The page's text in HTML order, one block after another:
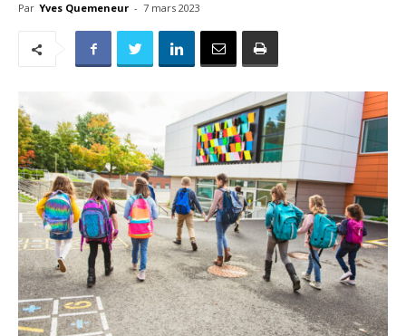
Par Yves Quemeneur - 7 mars 2023